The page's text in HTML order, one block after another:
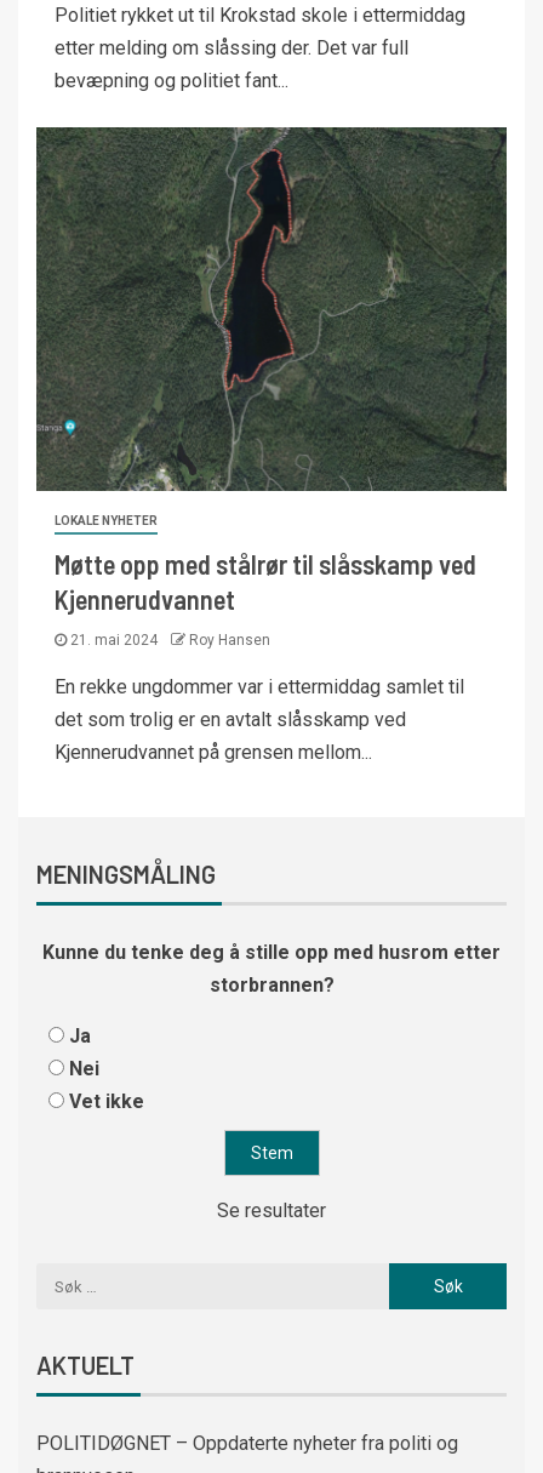
Politiet rykket ut til Krokstad skole i ettermiddag
etter melding om slåssing der. Det var full
bevæpning og politiet fant...
LOKALE NYHETER
Møtte opp med stålrør til slåsskamp ved
Kjennerudvannet
21. mai 2024 Roy Hansen
En rekke ungdommer var i ettermiddag samlet til
det som trolig er en avtalt slåsskamp ved
Kjennerudvannet på grensen mellom...
MENINGSMÅLING
Kunne du tenke deg å stille opp med husrom etter
storbrannen?
Ja
Nei
Vet ikke
Se resultater
AKTUELT
POLITIDØGNET – Oppdaterte nyheter fra politi og